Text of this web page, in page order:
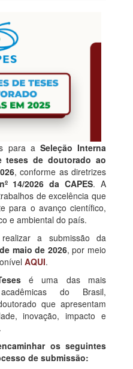
para a Seleção Interna
teses de doutorado ao
, conforme as diretrizes
14/2026 da CAPES. A
de excelência que
para o avanço científico,
e ambiental do país.
a submissão da
maio de 2026, por meio
AQUI.
é uma das mais
do Brasil,
que apresentam
inovação, impacto e
os seguintes
de submissão: